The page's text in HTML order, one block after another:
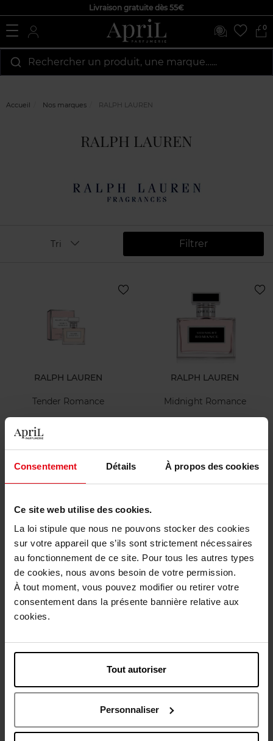
Consentement Détails À propos des cookies
Ce site web utilise des cookies.
La loi stipule que nous ne pouvons stocker des cookies
sur votre appareil que s’ils sont strictement nécessaires
au fonctionnement de ce site. Pour tous les autres types
de cookies, nous avons besoin de votre permission.
À tout moment, vous pouvez modifier ou retirer votre
consentement dans la présente bannière relative aux
cookies.
Tout autoriser
Personnaliser
Livraison gratuite dès 55€
0
Rechercher un produit, une marque…...
Accueil Nos marques RALPH LAUREN
RALPH LAUREN
Filtrer
Tri
RALPH LAUREN
Tender Romance
Eau de parfum
Voir la fiche
RALPH LAUREN
Midnight Romance
Voir la fiche
RALPH LAUREN